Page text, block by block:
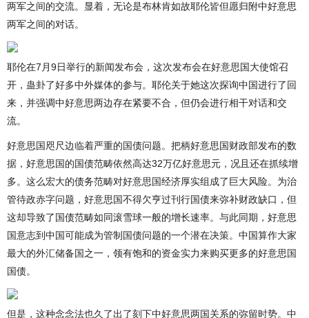
两军之间的交流。显着，无论是布林肯如故耶伦皆但愿归附中好意思
两军之间的对话。
耶伦在7月9日举行的新闻发布会，这次发布会在好意思国大使馆召
开，蛊卦了好多中外媒体的参与。耶伦关于她这次探询中国进行了回
来，并强调中好意思两边存在紧要不合，但仍会进行相干对话和交
流。
好意思国咫尺边临着严重的国债问题。把柄好意思国财政部发布的数
据，好意思国的国债范畴依然高达32万亿好意思元，况且还在抓续增
多。这么宏大的债务范畴对好意思国经济厚实组成了巨大风险。为治
管待政赤字问题，好意思国不得欠亨过刊行国债来弥补财政缺口，但
这却导致了国债范畴如同滚雪球一般的增长速率。与此同期，好意思
国意志到中国可能成为管制国债问题的一个潜在决策。中国算作大家
最大的外汇储备国之一，领有饱和的资金实力来购买更多的好意思国
国债。
但是，这种念念法也久了出了刻下中好意思两国关系的弥留时势。中